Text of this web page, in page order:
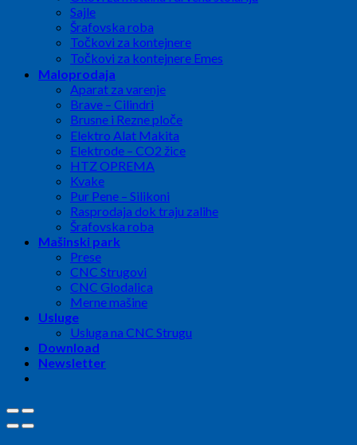
Sajle
Šrafovska roba
Točkovi za kontejnere
Točkovi za kontejnere Emes
Maloprodaja
Aparat za varenje
Brave – Cilindri
Brusne i Rezne ploče
Elektro Alat Makita
Elektrode – CO2 žice
HTZ OPREMA
Kvake
Pur Pene – Silikoni
Rasprodaja dok traju zalihe
Šrafovska roba
Mašinski park
Prese
CNC Strugovi
CNC Glodalica
Merne mašine
Usluge
Usluga na CNC Strugu
Download
Newsletter